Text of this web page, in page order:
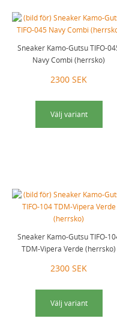
Sneaker Kamo-Gutsu TIFO-
Navy Combi (herrsko)
2300 SEK
Välj variant
Sneaker Kamo-Gutsu TIFO-
TDM-Vipera Verde (herrsko)
2300 SEK
Välj variant